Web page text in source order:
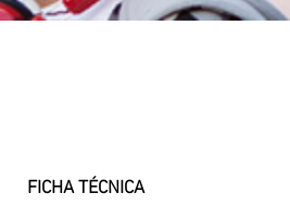
FICHA TÉCNICA